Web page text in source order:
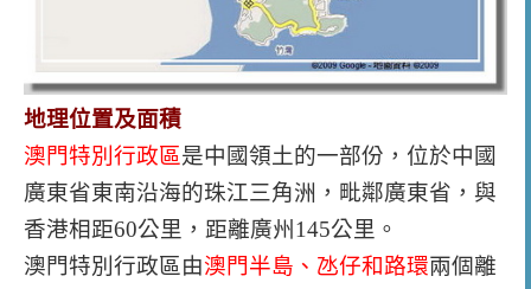
地理位置及面積
澳門特別行政區是中國領土的一部份，位於中國
廣東省東南沿海的珠江三角洲，毗鄰廣東省，與
香港相距60公里，距離廣州145公里。
澳門特別行政區由澳門半島、氹仔和路環兩個離